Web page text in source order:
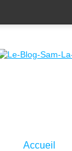
Accueil